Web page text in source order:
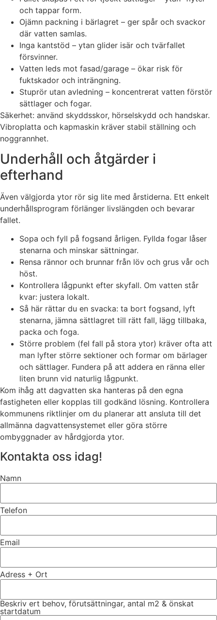
och tappar form.
Ojämn packning i bärlagret – ger spår och svackor
där vatten samlas.
Inga kantstöd – ytan glider isär och tvärfallet
försvinner.
Vatten leds mot fasad/garage – ökar risk för
fuktskador och inträngning.
Stuprör utan avledning – koncentrerat vatten förstör
sättlager och fogar.
Säkerhet: använd skyddsskor, hörselskydd och handskar.
Vibroplatta och kapmaskin kräver stabil ställning och
noggrannhet.
Underhåll och åtgärder i
efterhand
Även välgjorda ytor rör sig lite med årstiderna. Ett enkelt
underhållsprogram förlänger livslängden och bevarar
fallet.
Sopa och fyll på fogsand årligen. Fyllda fogar låser
stenarna och minskar sättningar.
Rensa rännor och brunnar från löv och grus vår och
höst.
Kontrollera lågpunkt efter skyfall. Om vatten står
kvar: justera lokalt.
Så här rättar du en svacka: ta bort fogsand, lyft
stenarna, jämna sättlagret till rätt fall, lägg tillbaka,
packa och foga.
Större problem (fel fall på stora ytor) kräver ofta att
man lyfter större sektioner och formar om bärlager
och sättlager. Fundera på att addera en ränna eller
liten brunn vid naturlig lågpunkt.
Kom ihåg att dagvatten ska hanteras på den egna
fastigheten eller kopplas till godkänd lösning. Kontrollera
kommunens riktlinjer om du planerar att ansluta till det
allmänna dagvattensystemet eller göra större
ombyggnader av hårdgjorda ytor.
Kontakta oss idag!
Namn
Telefon
Email
Adress + Ort
Beskriv ert behov, förutsättningar, antal m2 & önskat
startdatum